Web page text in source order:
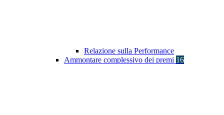
Relazione sulla Performance
Ammontare complessivo dei premi 16